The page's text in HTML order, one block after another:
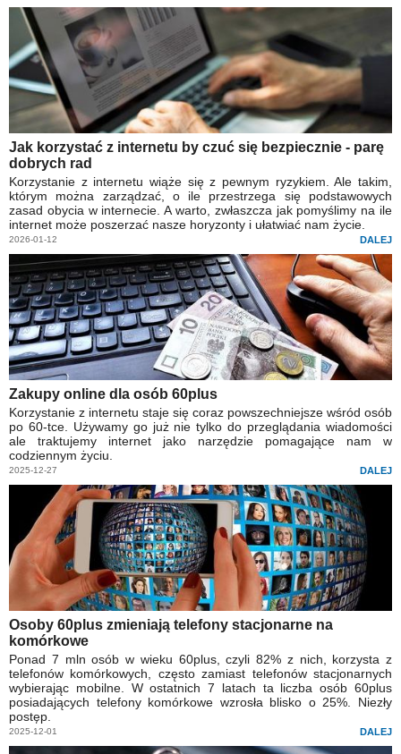
Jak korzystać z internetu by czuć się bezpiecznie - parę
dobrych rad
Korzystanie z internetu wiąże się z pewnym ryzykiem. Ale takim,
którym można zarządzać, o ile przestrzega się podstawowych
zasad obycia w internecie. A warto, zwłaszcza jak pomyślimy na ile
internet może poszerzać nasze horyzonty i ułatwiać nam życie.
2026-01-12 DALEJ
Zakupy online dla osób 60plus
Korzystanie z internetu staje się coraz powszechniejsze wśród osób
po 60-tce. Używamy go już nie tylko do przeglądania wiadomości
ale traktujemy internet jako narzędzie pomagające nam w
codziennym życiu.
2025-12-27 DALEJ
Osoby 60plus zmieniają telefony stacjonarne na
komórkowe
Ponad 7 mln osób w wieku 60plus, czyli 82% z nich, korzysta z
telefonów komórkowych, często zamiast telefonów stacjonarnych
wybierając mobilne. W ostatnich 7 latach ta liczba osób 60plus
posiadających telefony komórkowe wzrosła blisko o 25%. Niezły
postęp.
2025-12-01 DALEJ